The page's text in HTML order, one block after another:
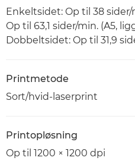
Enkeltsidet: Op til 38 sider/
Op til 63,1 sider/min. (A5,
Dobbeltsidet: Op til 31,9
Printmetode
Sort/hvid-laserprint
Printopløsning
Op til 1200 × 1200 dpi